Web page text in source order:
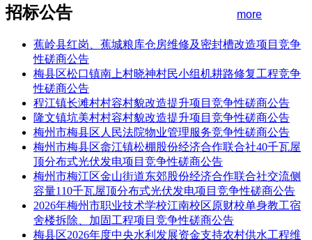
招标公告 more
蕉岭县红岗、蕉城粮库仓房维修及密封槽改造项目竞争
性磋商公告
梅县区松口镇南上村晓神村民小组机耕路修复工程竞争
性磋商公告
程江镇长滩村村容村貌改造提升项目竞争性磋商公告
隆文镇坑美村村容村貌改造提升项目竞争性磋商公告
梅州市梅县区人民法院物业管理服务竞争性磋商公告
梅州市梅县区畲江镇松棚股份经济合作联合社40千瓦屋
顶分布式光伏发电项目竞争性磋商公告
梅州市梅江区金山街道东郊股份经济合作联合社交流侧
容量110千瓦屋顶分布式光伏发电项目竞争性磋商公告
2026年梅州市职业技术学校江南校区原财校单身教工宿
舍楼拆除、加固工程项目竞争性磋商公告
梅县区2026年度中央水利发展资金支持农村供水工程维